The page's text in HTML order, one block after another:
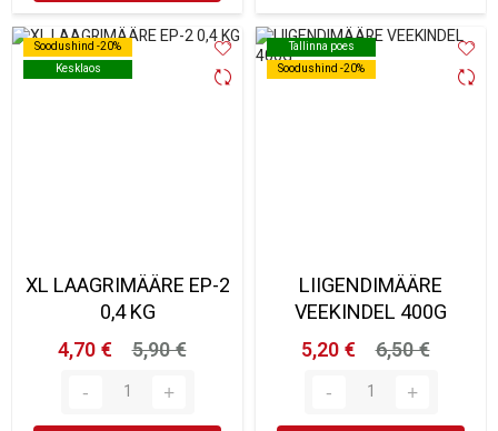
Soodushind -20%
Kesklaos
Soodushind -20%
Kesklaos
XL LAAGRIMÄÄRE EP-2
0,4 KG
4,70 €
5,90 €
Tallinna poes
Soodushind -20%
Tallinna poes
Soodushind -20%
LIIGENDIMÄÄRE
VEEKINDEL 400G
5,20 €
6,50 €